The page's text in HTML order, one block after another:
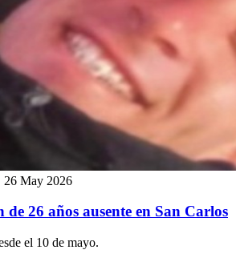
26 May 2026
26 años ausente en San Carlos
el 10 de mayo.